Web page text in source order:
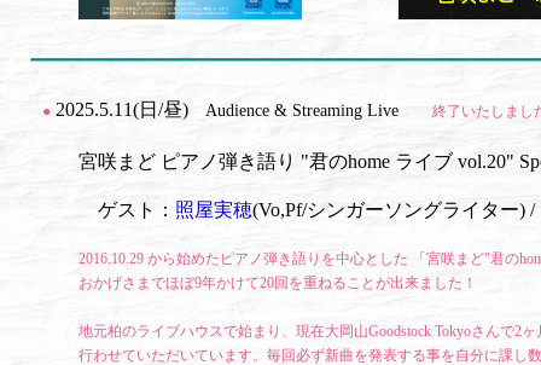
● 2025.5.11(日/昼) Audience & Streaming Live 終了いたしまし
宮咲まど ピアノ弾き語り "君のhome ライブ vol.20"
ゲスト： 照屋実穂(Vo,Pf/シンガーソングライター) /
2016.10.29 から始めたピアノ弾き語りを中心とした 「宮咲まど"君の
おかげさまでほぼ9年かけて20回を重ねることが出来ました！
地元柏のライブハウスで始まり、現在大岡山Goodstock Tokyoさんで2
行わせていただいています。毎回必ず新曲を発表する事を自分に課し